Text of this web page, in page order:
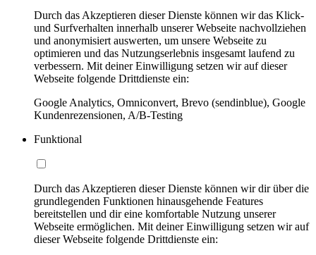
Durch das Akzeptieren dieser Dienste können wir das Klick-
und Surfverhalten innerhalb unserer Webseite nachvollziehen
und anonymisiert auswerten, um unsere Webseite zu
optimieren und das Nutzungserlebnis insgesamt laufend zu
verbessern. Mit deiner Einwilligung setzen wir auf dieser
Webseite folgende Drittdienste ein:
Google Analytics, Omniconvert, Brevo (sendinblue), Google
Kundenrezensionen, A/B-Testing
Funktional
Durch das Akzeptieren dieser Dienste können wir dir über die
grundlegenden Funktionen hinausgehende Features
bereitstellen und dir eine komfortable Nutzung unserer
Webseite ermöglichen. Mit deiner Einwilligung setzen wir auf
dieser Webseite folgende Drittdienste ein: